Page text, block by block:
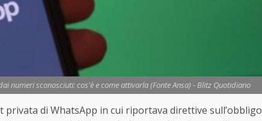
numeri sconosciuti: cos'è e come attivarla (Fonte Ansa) - Blitz Quotidiano
di WhatsApp in cui riportava direttive sull’obbligo